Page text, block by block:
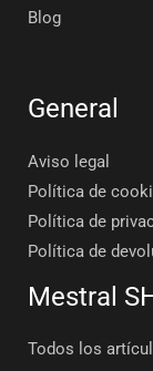
Blog
General
Aviso legal
Política de
Política de
Política de
Mestral
Todos los